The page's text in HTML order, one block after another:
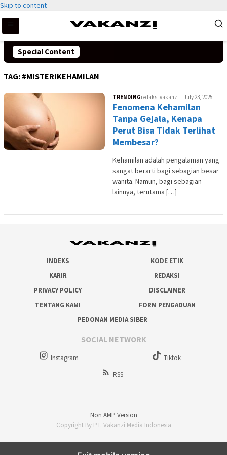
Skip to content
Special Content
TAG: #MISTERIKEHAMILAN
TRENDINGredaksi vakanzi July 23, 2025
Fenomena Kehamilan
Tanpa Gejala, Kenapa
Perut Bisa Tidak Terlihat
Membesar?
Kehamilan adalah pengalaman yang
sangat berarti bagi sebagian besar
wanita. Namun, bagi sebagian
lainnya, terutama […]
INDEKS
KODE ETIK
KARIR
REDAKSI
PRIVACY POLICY
DISCLAIMER
TENTANG KAMI
FORM PENGADUAN
PEDOMAN MEDIA SIBER
SOCIAL NETWORK
Instagram
Tiktok
RSS
Non AMP Version
Copyright By PT. Vakanzi Media Indonesia